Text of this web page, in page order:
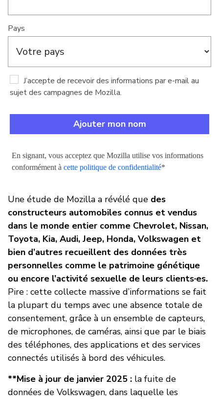
Pays
J’accepte de recevoir des informations par e-mail au
sujet des campagnes de Mozilla.
En signant, vous acceptez que Mozilla utilise vos informations
conformément à cette politique de confidentialité*
Une étude de Mozilla a révélé que des
constructeurs automobiles connus et vendus
dans le monde entier comme Chevrolet, Nissan,
Toyota, Kia, Audi, Jeep, Honda, Volkswagen et
bien d’autres recueillent des données très
personnelles comme le patrimoine génétique
ou encore l’activité sexuelle de leurs clients·es.
Pire : cette collecte massive d’informations se fait
la plupart du temps avec une absence totale de
consentement, grâce à un ensemble de capteurs,
de microphones, de caméras, ainsi que par le biais
des téléphones, des applications et des services
connectés utilisés à bord des véhicules.
**Mise à jour de janvier 2025 : la fuite de
données de Volkswagen, dans laquelle les